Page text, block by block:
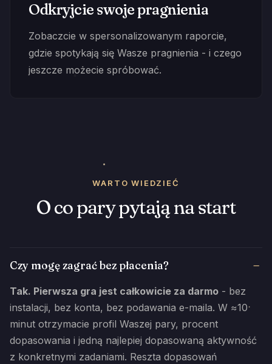
Odkryjcie swoje pragnienia
Zobaczcie w spersonalizowanym raporcie,
gdzie spotykają się Wasze pragnienia - i czego
jeszcze możecie spróbować.
WARTO WIEDZIEĆ
O co pary pytają na start
Czy mogę zagrać bez płacenia?
Tak. Pierwsza gra jest całkowicie za darmo - bez
instalacji, bez konta, bez podawania e-maila. W ≈10
minut otrzymacie profil Waszej pary, procent
dopasowania i jedną najlepiej dopasowaną aktywność
z konkretnymi zadaniami. Reszta dopasowań